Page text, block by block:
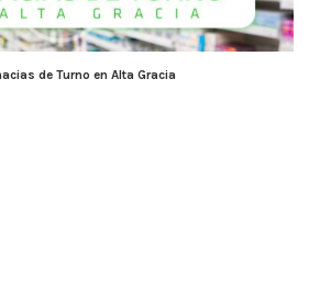
de Turno en Alta Gracia